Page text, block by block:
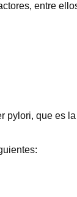
entre
pylori, que es